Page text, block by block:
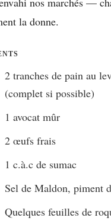
la donne.
2 tranches de pain au
(complet si possible)
1 avocat mûr
2 œufs frais
1 c.à.c de sumac
Sel de Maldon, piment
Quelques feuilles de